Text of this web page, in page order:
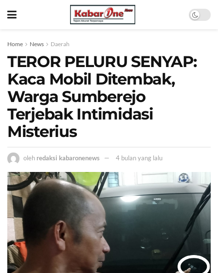
Home News Daerah
TEROR PELURU SENYAP:
Kaca Mobil Ditembak,
Warga Sumberejo
Terjebak Intimidasi
Misterius
oleh redaksi kabaronenews 4 bulan yang lalu